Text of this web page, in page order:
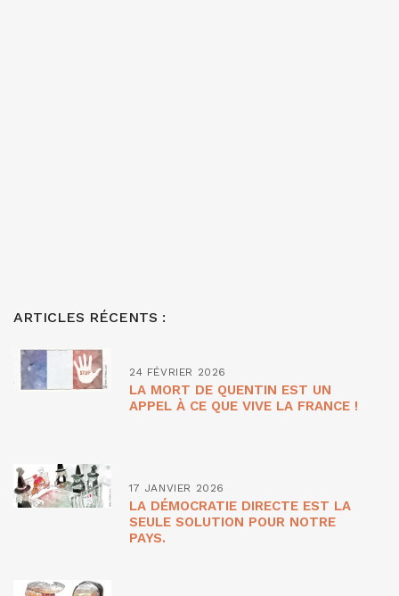
ARTICLES RÉCENTS :
24 FÉVRIER 2026
LA MORT DE QUENTIN EST UN
APPEL À CE QUE VIVE LA FRANCE !
17 JANVIER 2026
LA DÉMOCRATIE DIRECTE EST LA
SEULE SOLUTION POUR NOTRE
PAYS.